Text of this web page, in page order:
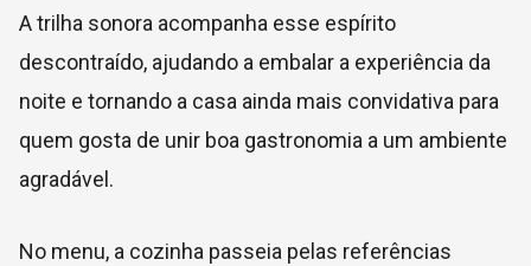
A trilha sonora acompanha esse espírito
descontraído, ajudando a embalar a experiência da
noite e tornando a casa ainda mais convidativa para
quem gosta de unir boa gastronomia a um ambiente
agradável.
No menu, a cozinha passeia pelas referências